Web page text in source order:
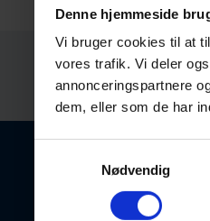
Denne hjemmeside
Vi bruger cookies til at
vores trafik. Vi deler
annonceringspartnere
dem, eller som de har
Nødvendig